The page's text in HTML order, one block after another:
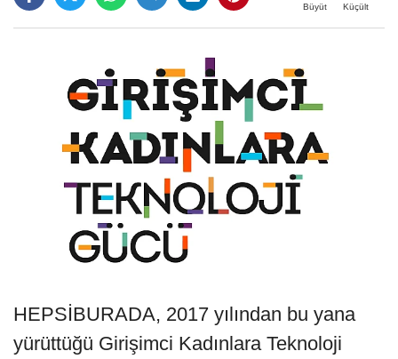
Büyüt Küçült
HEPSİBURADA, 2017 yılından bu yana
yürüttüğü Girişimci Kadınlara Teknoloji